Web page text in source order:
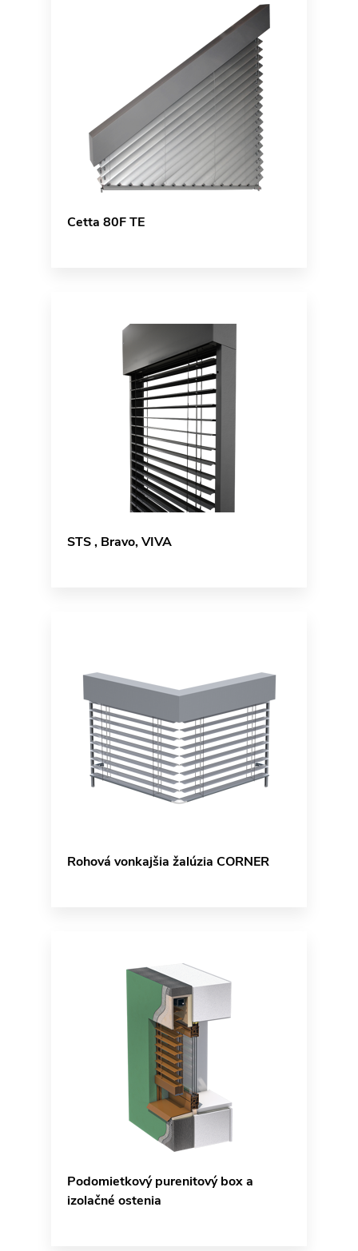
Cetta 80F TE
STS , Bravo, VIVA
Rohová vonkajšia žalúzia CORNER
Podomietkový purenitový box a
izolačné ostenia